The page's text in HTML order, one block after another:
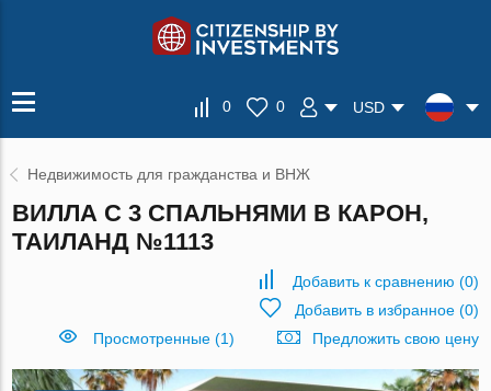
0 0 USD
Недвижимость для гражданства и ВНЖ
ВИЛЛА С 3 СПАЛЬНЯМИ В КАРОН,
ТАИЛАНД №1113
Добавить к сравнению (0)
Добавить в избранное(0)
Просмотренные (1)
Предложить свою цену